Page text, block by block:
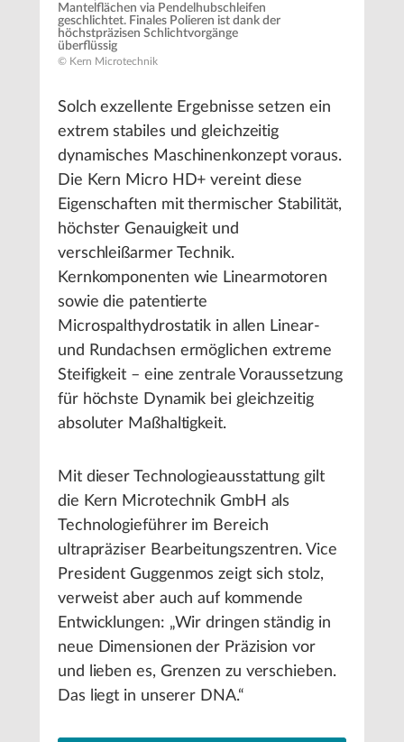
Mantelflächen via Pendelhubschleifen
geschlichtet. Finales Polieren ist dank der
höchstpräzisen Schlichtvorgänge
überflüssig
© Kern Microtechnik
Solch exzellente Ergebnisse setzen ein
extrem stabiles und gleichzeitig
dynamisches Maschinenkonzept voraus.
Die Kern Micro HD+ vereint diese
Eigenschaften mit thermischer Stabilität,
höchster Genauigkeit und
verschleißarmer Technik.
Kernkomponenten wie Linearmotoren
sowie die patentierte
Microspalthydrostatik in allen Linear-
und Rundachsen ermöglichen extreme
Steifigkeit – eine zentrale Voraussetzung
für höchste Dynamik bei gleichzeitig
absoluter Maßhaltigkeit.
Mit dieser Technologieausstattung gilt
die Kern Microtechnik GmbH als
Technologieführer im Bereich
ultrapräziser Bearbeitungszentren. Vice
President Guggenmos zeigt sich stolz,
verweist aber auch auf kommende
Entwicklungen: „Wir dringen ständig in
neue Dimensionen der Präzision vor
und lieben es, Grenzen zu verschieben.
Das liegt in unserer DNA.“